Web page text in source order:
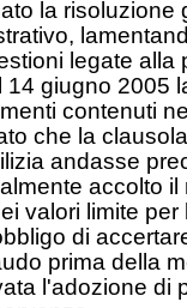
la risoluzione
legate alla
giugno 2005
contenuti
che la
andasse
accolto
valori limite
di
prima della
l'adozione di